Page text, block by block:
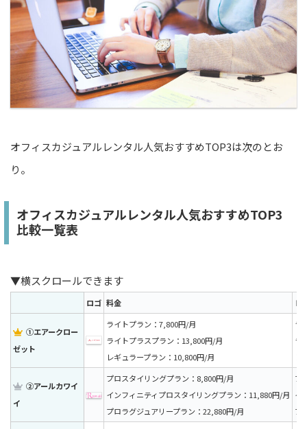
オフィスカジュアルレンタル人気おすすめTOP3は次のとお
り。
オフィスカジュアルレンタル人気おすすめTOP3
比較一覧表
▼横スクロールできます
ロゴ 料金 レ
①エアークロー
ゼット
ライトプラン：7,800円/月
ライトプラスプラン：13,800円/月
レギュラープラン：10,800円/月
ラ
ラ
②アールカワイ
イ
プロスタイリングプラン：8,800円/月
インフィニティプロスタイリングプラン：11,880円/月
プロラグジュアリープラン：22,880円/月
プ
イ
プ